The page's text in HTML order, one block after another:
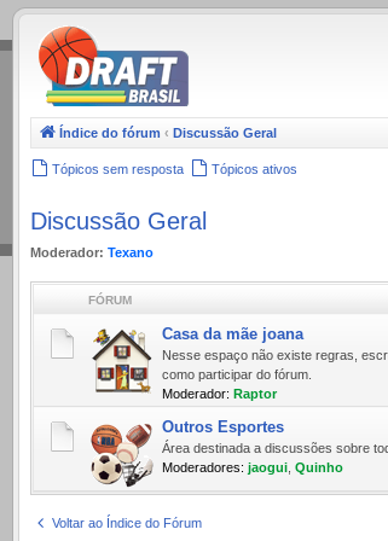
.
Índice do fórum ‹ Discussão Geral
Tópicos sem resposta Tópicos ativos
Discussão Geral
Moderador: Texano
FÓRUM
Casa da mãe joana
Nesse espaço não existe regras,
como participar do fórum.
Moderador: Raptor
Outros Esportes
Área destinada a discussões sobre
Moderadores: jaogui Quinho
Voltar ao Índice do Fórum